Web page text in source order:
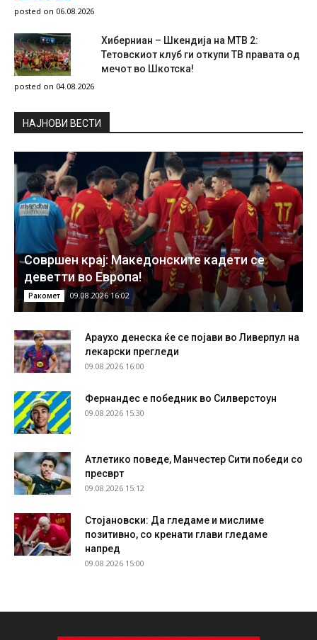
posted on 06.08.2026
Хиберниан – Шкендија на МТВ 2:
Тетовскиот клуб ги откупи ТВ правата од
мечот во Шкотска!
posted on 04.08.2026
НAЈНОВИ ВЕСТИ
Совршен крај: Македонските кадети се
деветти во Европа!
Ракомет 09.08.2026 16:02
Араухо денеска ќе се појави во Ливерпул на
лекарски прегледи
09.08.2026 16:00
Фернандес е победник во Силверстоун
09.08.2026 15:30
Атлетико поведе, Манчестер Сити победи со
пресврт
09.08.2026 15:12
Стојановски: Да гледаме и мислиме
позитивно, со кренати глави гледаме
напред
09.08.2026 15:00